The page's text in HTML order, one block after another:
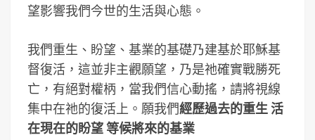
望影響我們今世的生活與心態。
我們重生、盼望、基業的基礎乃建基於耶穌基
督復活，這並非主觀願望，乃是祂確實戰勝死
亡，有絕對權柄，當我們信心動搖，請將視線
集中在祂的復活上。願我們經歷過去的重生 活
在現在的盼望 等候將來的基業